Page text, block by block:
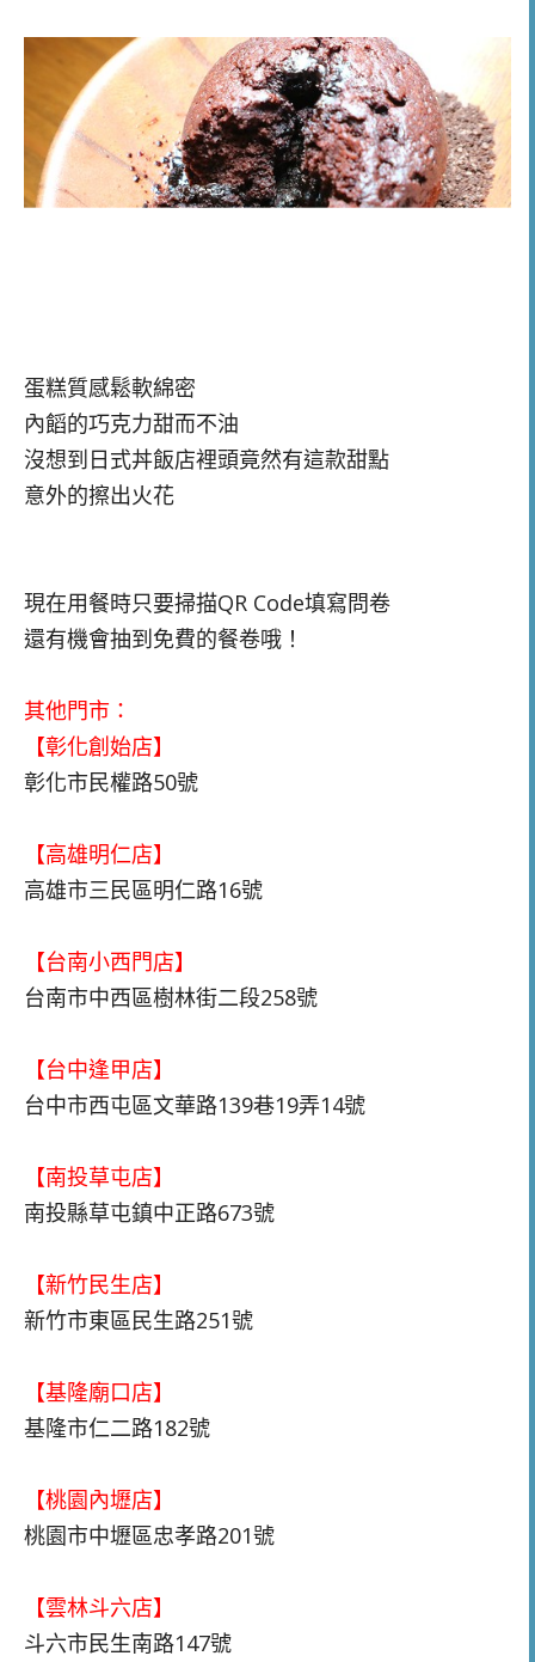
蛋糕質感鬆軟綿密
內饀的巧克力甜而不油
沒想到日式丼飯店裡頭竟然有這款甜點
意外的擦出火花
現在用餐時只要掃描QR Code填寫問卷
還有機會抽到免費的餐卷哦！
其他門市：
【彰化創始店】
彰化市民權路50號
【高雄明仁店】
高雄市三民區明仁路16號
【台南小西門店】
台南市中西區樹林街二段258號
【台中逢甲店】
台中市西屯區文華路139巷19弄14號
【南投草屯店】
南投縣草屯鎮中正路673號
【新竹民生店】
新竹市東區民生路251號
【基隆廟口店】
基隆市仁二路182號
【桃園內壢店】
桃園市中壢區忠孝路201號
【雲林斗六店】
斗六市民生南路147號